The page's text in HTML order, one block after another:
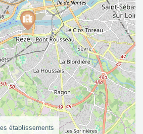
établissements